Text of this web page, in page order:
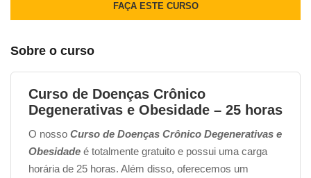
FAÇA ESTE CURSO
Sobre o curso
Curso de Doenças Crônico
Degenerativas e Obesidade – 25 horas
O nosso Curso de Doenças Crônico Degenerativas e
Obesidade é totalmente gratuito e possui uma carga
horária de 25 horas. Além disso, oferecemos um